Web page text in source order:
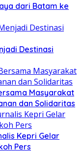
dari Batam ke
Destinasi
Masyarakat
dan Solidaritas
Kepri Gelar
Pers